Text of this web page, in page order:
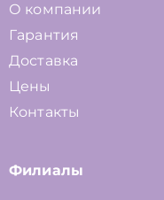
О компании
Гарантия
Доставка
Цены
Контакты
Филиалы